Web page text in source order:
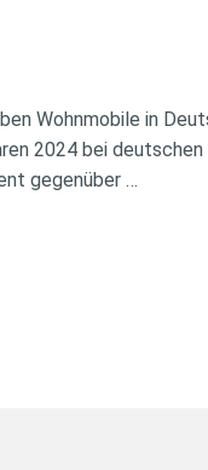
Wohnmobile in
2024 bei
gegenüber …